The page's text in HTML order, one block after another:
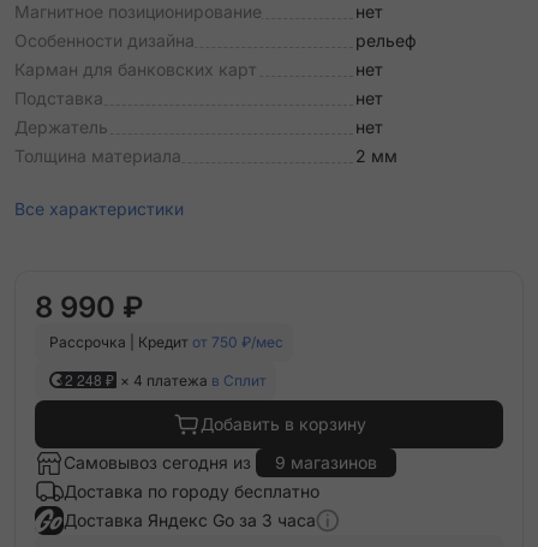
Магнитное позиционирование
нет
Особенности дизайна
рельеф
Карман для банковских карт
нет
Подставка
нет
Держатель
нет
Толщина материала
2 мм
Все характеристики
8 990 ₽
Рассрочка | Кредит от 750 ₽/мес
2 248 ₽ × 4 платежа в Сплит
Добавить в корзину
Самовывоз сегодня из
9 магазинов
Доставка по городу бесплатно
Доставка Яндекс Go за 3 часа